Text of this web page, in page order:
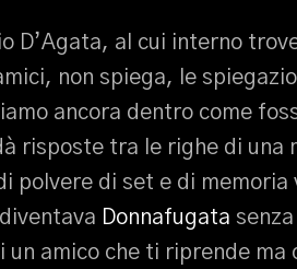
D’Agata, al cui interno
non spiega, le
ancora dentro come
risposte tra le righe di
polvere di set e di memoria
Donnafugata
un amico che ti riprende ma